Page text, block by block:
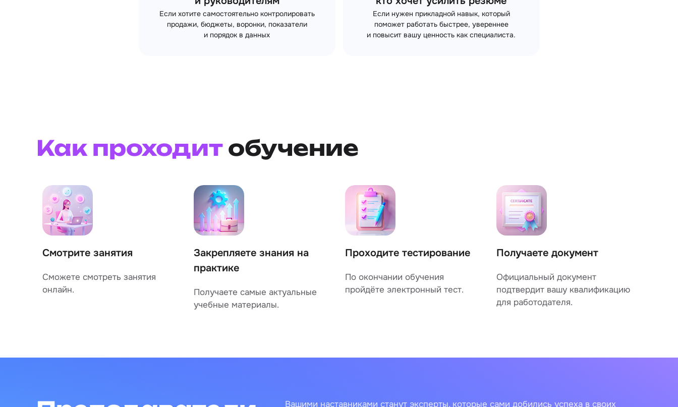
Если хотите самостоятельно контролировать
продажи, бюджеты, воронки, показатели
и порядок в данных
Если нужен прикладной навык, который
поможет работать быстрее, увереннее
и повысит вашу ценность как специалиста.
Как проходит обучение
Смотрите занятия
Сможете смотреть занятия
онлайн.
Закрепляете знания на
практике
Получаете самые актуальные
учебные материалы.
Проходите тестирование
По окончании обучения
пройдёте электронный тест.
Получаете документ
Официальный документ
подтвердит вашу квалификацию
для работодателя.
Вашими наставниками станут эксперты, которые сами добились успеха в своих